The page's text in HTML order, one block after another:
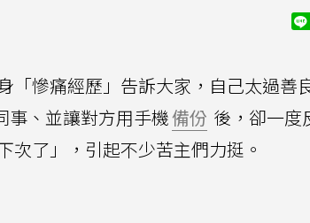
「慘痛經歷」告訴大家，自己太過善
事、並讓對方用手機備份 後，卻一度
次了」，引起不少苦主們力挺。